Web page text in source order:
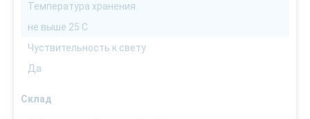
Температура хранения
не выше 25 С
Чуствительность к свету
Да
Склад